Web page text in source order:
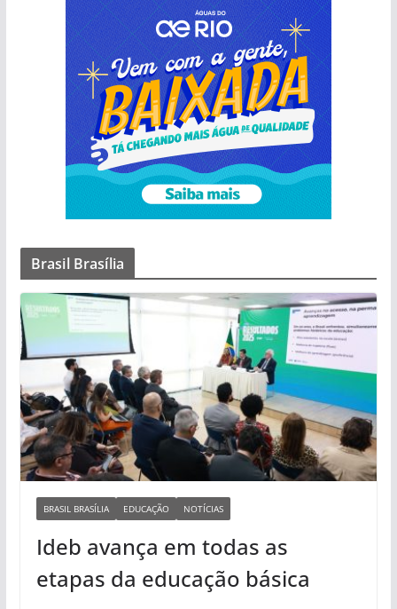
Brasil Brasília
BRASIL BRASÍLIA EDUCAÇÃO NOTÍCIAS
Ideb avança em todas as
etapas da educação básica